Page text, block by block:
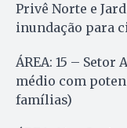
Privê Norte e
inundação para
ÁREA: 15 –
médio com
famílias)